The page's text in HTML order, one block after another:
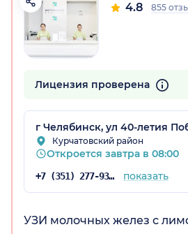
4.8 855
Лицензия проверена
г Челябинск, ул 40-летия
Курчатовский район
Откроется завтра в 08:00
+7 (351) 277-93-31 показать
УЗИ молочных желез с